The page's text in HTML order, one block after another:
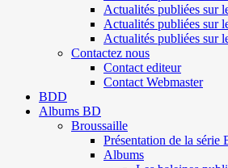
Actualités publiées sur
Actualités publiées sur
Actualités publiées sur
Contactez nous
Contact editeur
Contact Webmaster
BDD
Albums BD
Broussaille
Présentation de la série
Albums